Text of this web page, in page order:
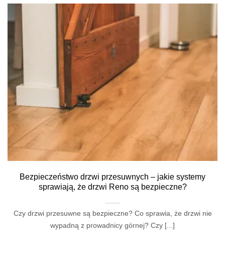
Bezpieczeństwo drzwi przesuwnych – jakie systemy
sprawiają, że drzwi Reno są bezpieczne?
Czy drzwi przesuwne są bezpieczne? Co sprawia, że drzwi nie
wypadną z prowadnicy górnej? Czy [...]